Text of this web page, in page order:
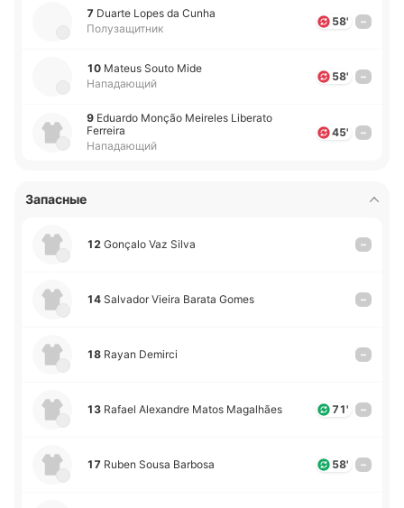
7 Duarte Lopes da Cunha
Полузащитник
58' –
10 Mateus Souto Mide
Нападающий
58' –
9 Eduardo Monção Meireles Liberato
Ferreira
Нападающий
45' –
Запасные
12 Gonçalo Vaz Silva –
14 Salvador Vieira Barata Gomes –
18 Rayan Demirci –
13 Rafael Alexandre Matos Magalhães 71' –
17 Ruben Sousa Barbosa 58' –